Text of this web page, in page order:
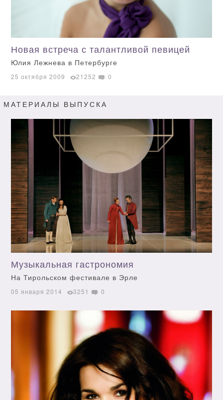
Новая встреча с талантливой певицей
Юлия Лежнева в Петербурге
25 октября 2009 21252 0
МАТЕРИАЛЫ ВЫПУСКА
Музыкальная гастрономия
На Тирольском фестивале в Эрле
05 января 2014 3251 0